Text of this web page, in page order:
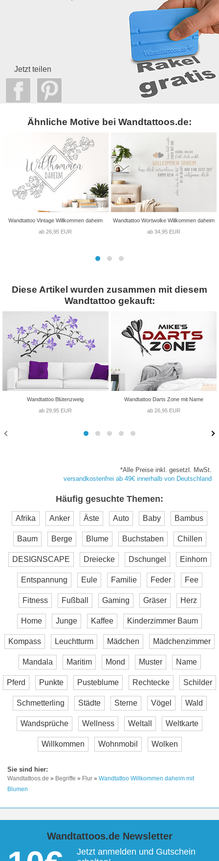
Jetzt teilen
Ähnliche Motive bei Wandtattoos.de:
Wandtattoo Vintage Willkommen daheim
ab 26,95 EUR
Wandtattoo Wortwolke Willkommen daheim
ab 34,95 EUR
Diese Artikel wurden zusammen mit diesem
Wandtattoo gekauft:
Wandtattoo Blütenzweig
ab 29,95 EUR
Wandtattoo Darts Zone mit Name
ab 26,95 EUR
*Alle Preise inkl. gesetzl. MwSt.
versandkostenfrei ab 49€ innerhalb von Deutschland
Häufig gesuchte Themen:
Afrika Anker Äste Auto Baby Bambus
Baum Berge Blume Buchstaben Chillen
DESIGNSCAPE Dreiecke Dschungel Einhorn
Entspannung Eule Familie Feder Fee
Fitness Fußball Gaming Gräser Herz
Home Junge Kaffee Kinderzimmer Baum
Kompass Leuchtturm Mädchen Mädchenzimmer
Mandala Maritim Mond Muster Name
Pferd Punkte Pusteblume Rechtecke Schilder
Schmetterling Städte Sterne Vögel Wald
Wandsprüche Wellness Weltall Weltkarte
Willkommen Wohnmobil Wolken
Wandtattoos.de » Begriffe » Flur » Wandtattoo Willkommen daheim mit
Blumen
Wandtattoos.de Newsletter
Jetzt anmelden und Gutschein